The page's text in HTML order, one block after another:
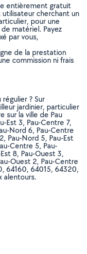
entièrement gratuit
cherchant un
pour une
matériel. Payez
par vous,
de la prestation
commission ni frais
? Sur
jardinier, particulier
sur la ville de Pau
Est 3, Pau-Centre 7,
Nord 6, Pau-Centre
Pau-Nord 5, Pau-Est
Centre 5, Pau-
8, Pau-Ouest 3,
Ouest 2, Pau-Centre
64160, 64015, 64320,
alentours.